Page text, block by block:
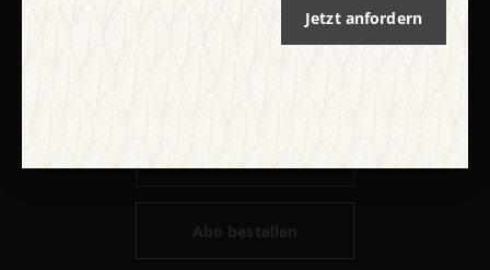
Abo bestellen
Jetzt anfordern